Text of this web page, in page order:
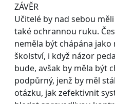
ZÁVĚR
Učitelé by nad sebou
také ochrannou ruku.
neměla být chápána jako
školství, i když názor
bude, avšak by měla být
podpůrný, jenž by měl
otázku, jak zefektivnit